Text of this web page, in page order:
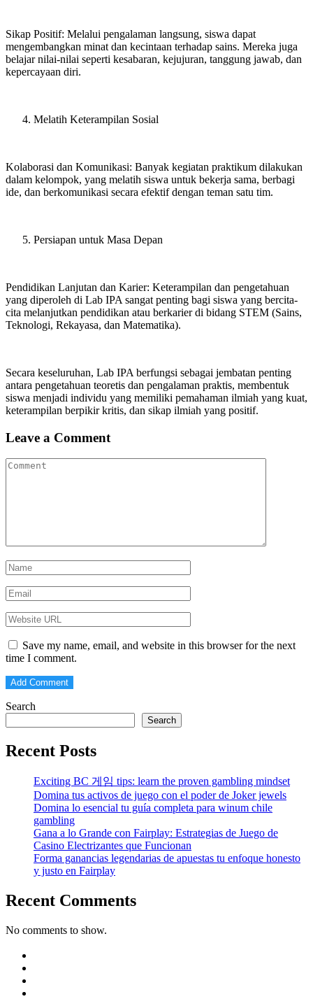
Sikap Positif: Melalui pengalaman langsung, siswa dapat
mengembangkan minat dan kecintaan terhadap sains. Mereka juga
belajar nilai-nilai seperti kesabaran, kejujuran, tanggung jawab, dan
kepercayaan diri.
Melatih Keterampilan Sosial
Kolaborasi dan Komunikasi: Banyak kegiatan praktikum dilakukan
dalam kelompok, yang melatih siswa untuk bekerja sama, berbagi
ide, dan berkomunikasi secara efektif dengan teman satu tim.
Persiapan untuk Masa Depan
Pendidikan Lanjutan dan Karier: Keterampilan dan pengetahuan
yang diperoleh di Lab IPA sangat penting bagi siswa yang bercita-
cita melanjutkan pendidikan atau berkarier di bidang STEM (Sains,
Teknologi, Rekayasa, dan Matematika).
Secara keseluruhan, Lab IPA berfungsi sebagai jembatan penting
antara pengetahuan teoretis dan pengalaman praktis, membentuk
siswa menjadi individu yang memiliki pemahaman ilmiah yang kuat,
keterampilan berpikir kritis, dan sikap ilmiah yang positif.
Leave a Comment
Save my name, email, and website in this browser for the next
time I comment.
Search
Search
Recent Posts
Exciting BC 게임 tips: learn the proven gambling mindset
Domina tus activos de juego con el poder de Joker jewels
Domina lo esencial tu guía completa para winum chile
gambling
Gana a lo Grande con Fairplay: Estrategias de Juego de
Casino Electrizantes que Funcionan
Forma ganancias legendarias de apuestas tu enfoque honesto
y justo en Fairplay
Recent Comments
No comments to show.
https://vliblogi.emu.ee/
https://loja2.cmbbrasil.com.br/
https://kymasgestao.com.br/conteudo/
https://nikosgestao.com.br/fundos-ogin11/